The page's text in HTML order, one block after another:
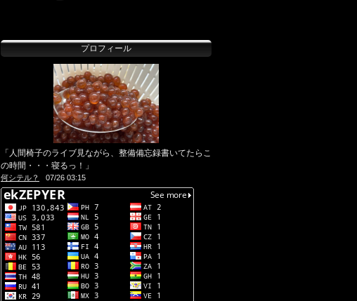
プロフィール
「人間椅子のライブ見ながら、整備備忘録書いてたらこ
の時間・・・寝るっ！」
何シテル？ 07/26 03:15